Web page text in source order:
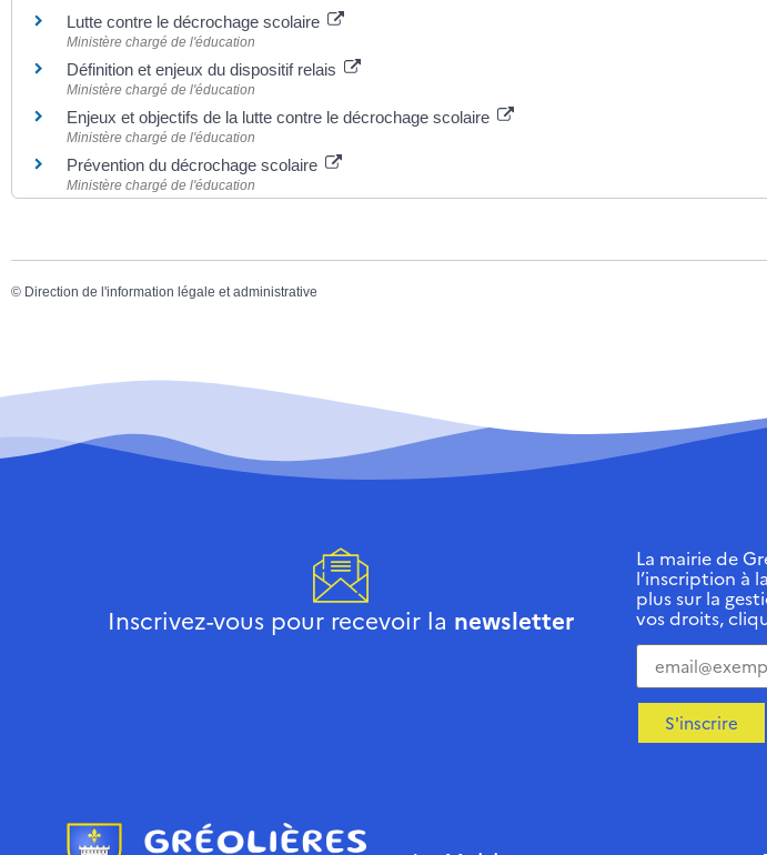
Lutte contre le décrochage scolaire
Ministère chargé de l'éducation
Définition et enjeux du dispositif relais
Ministère chargé de l'éducation
Enjeux et objectifs de la lutte contre le décrochage scolaire
Ministère chargé de l'éducation
Prévention du décrochage scolaire
Ministère chargé de l'éducation
© Direction de l'information légale et administrative
Inscrivez-vous pour recevoir la newsletter
La mairie de
l’inscription à
plus sur la
vos droits,
S'inscrire